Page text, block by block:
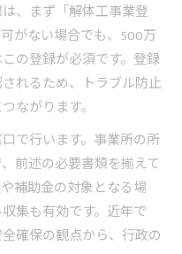
、まず「解体工事業登
がない場合でも、500万
の登録が必須です。登録
れるため、トラブル防止
ながります。
で行います。事業所の所
前述の必要書類を揃えて
補助金の対象となる場
集も有効です。近年で
確保の観点から、行政の